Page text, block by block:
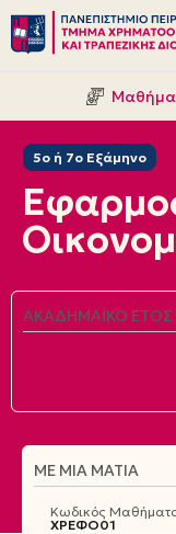
Μεταπηδήστε
περιεχόμενο
5ο ή 7ο Εξάμηνο
ΑΚΑΔΗΜΑΪΚΌ ΈΤΟΣ
ΜΕ ΜΙΑ ΜΑΤΙΆ
Κωδικός
ΧΡΕΦΟ01